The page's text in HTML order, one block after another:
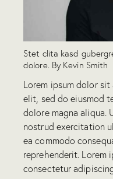
Stet clita kasd
dolore. By Kevin Smith
Lorem ipsum dolor
elit, sed do eiusmod
dolore magna aliqua.
nostrud exercitation
ea commodo
reprehenderit. Lorem
consectetur